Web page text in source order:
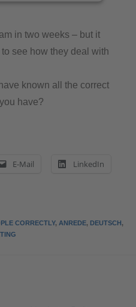
Inhalt zur Liste
Consent
in two weeks – but it
see how they deal with
known all the correct
have?
E-Mail LinkedIn
CORRECTLY, ANREDE, DEUTSCH,